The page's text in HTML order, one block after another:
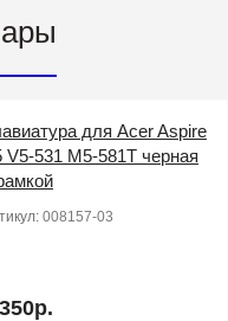
для Acer Aspire
V5-531 M5-581T черная
008157-03